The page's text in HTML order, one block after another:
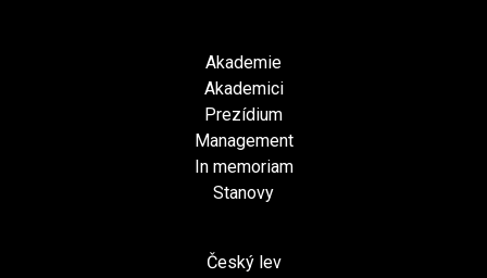
Akademie
Akademici
Prezídium
Management
In memoriam
Stanovy
Český lev